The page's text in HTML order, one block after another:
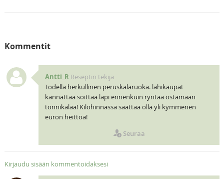
Kommentit
Antti_R Reseptin tekijä
Todella herkullinen peruskalaruoka. lähikaupat
kannattaa soittaa läpi ennenkuin ryntää ostamaan
tonnikalaa! Kilohinnassa saattaa olla yli kymmenen
euron heittoa!
Seuraa
Kirjaudu sisään kommentoidaksesi